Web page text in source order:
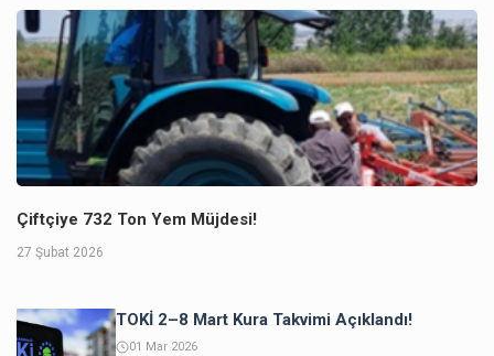
Çiftçiye 732 Ton Yem Müjdesi!
27 Şubat 2026
TOKİ 2–8 Mart Kura Takvimi Açıklandı!
01 Mar 2026